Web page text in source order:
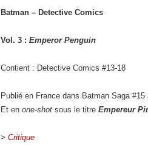
Batman – Detective Comics
Vol. 3 : Emperor Penguin
Contient : Detective Comics #13-18
Publié en France dans Batman Saga
Et en one-shot sous le titre Empereur
> Critique